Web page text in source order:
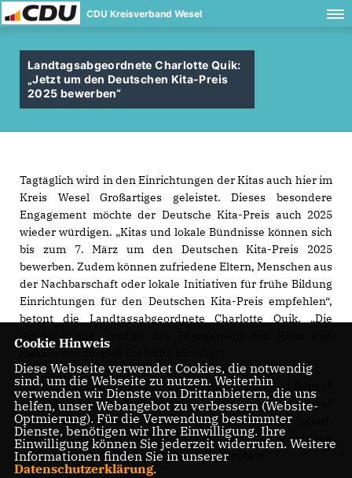
CDU Kreisverband Wesel
Landtagsabgeordnete Charlotte Quik:
Jetzt um den Deutschen Kita-Preis
2025 bewerben“
Tagtäglich wird in den Einrichtungen der Kitas auch hier im
Kreis Wesel Großartiges geleistet. Dieses besondere
Engagement möchte der Deutsche Kita-Preis auch 2025
wieder würdigen. „Kitas und lokale Bündnisse können sich
bis zum 7. März um den Deutschen Kita-Preis 2025
bewerben. Zudem können zufriedene Eltern, Menschen aus
der Nachbarschaft oder lokale Initiativen für frühe Bildung
Einrichtungen für den Deutschen Kita-Preis empfehlen“,
betont die Landtagsabgeordnete Charlotte Quik. „Die
Auszeichnung würdigt das Engagement von Kitas und
Die Auszeichnung wird in den Kategorien „Kita des Jahres“
und „Lokales Bündnis für frühe Bildung des Jahres“
verliehen. Der Preis ist mit insgesamt 110.000 Euro dotiert.
Wer eine der begehrten Trophäen mit nach Hause nehmen
darf, wird im November 2025 bekannt gegeben.
Cookie Hinweis
Diese Webseite verwendet Cookies, die notwendig
sind, um die Webseite zu nutzen. Weiterhin
verwenden wir Dienste von Drittanbietern, die uns
helfen, unser Webangebot zu verbessern (Website-
Optmierung). Für die Verwendung bestimmter
Dienste, benötigen wir Ihre Einwilligung. Ihre
Einwilligung können Sie jederzeit widerrufen. Weitere
Informationen finden Sie in unserer
Datenschutzerklärung.